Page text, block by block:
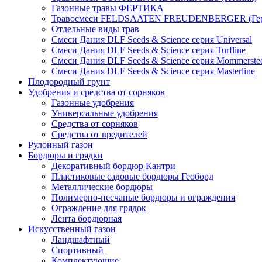
Газонные травы ФЕРТИКА
Травосмеси FELDSAATEN FREUDENBERGER
Отдельные виды трав
Смеси Дания DLF Seeds & Sciеnce серия Universal
Смеси Дания DLF Seeds & Sciеnce серия Turfline
Смеси Дания DLF Seeds & Sciеnce серия
Смеси Дания DLF Seeds & Sciеnce серия Masterline
Плодородный грунт
Удобрения и средства от сорняков
Газонные удобрения
Универсальные удобрения
Средства от сорняков
Средства от вредителей
Рулонный газон
Бордюры и грядки
Декоративный бордюр Кантри
Пластиковые садовые бордюры Геоборд
Металлические бордюры
Полимерно-песчаные бордюры и ограждения
Ограждение для грядок
Лента бордюрная
Искусственный газон
Ландшафтный
Спортивный